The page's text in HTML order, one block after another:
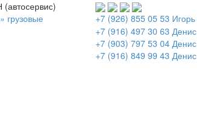
+7 (926) 855 05 53 Игорь
+7 (916) 497 30 63 Денис
+7 (903) 797 53 04 Денис
+7 (916) 849 99 43 Денис